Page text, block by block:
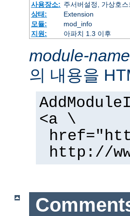
사용장소: 주서버설정, 가상호스
상태:
Extension
모듈:
mod_info
지원:
아파치 1.3 이후
module-name
의 내용을
<a \
http://